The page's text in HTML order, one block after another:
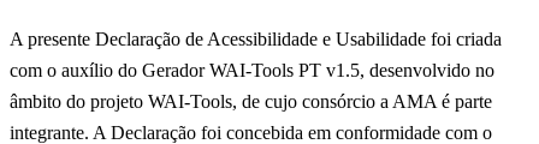
A presente Declaração de Acessibilidade e Usabilidade foi criada
com o auxílio do Gerador WAI-Tools PT v1.5, desenvolvido no
âmbito do projeto WAI-Tools, de cujo consórcio a AMA é parte
integrante. A Declaração foi concebida em conformidade com o